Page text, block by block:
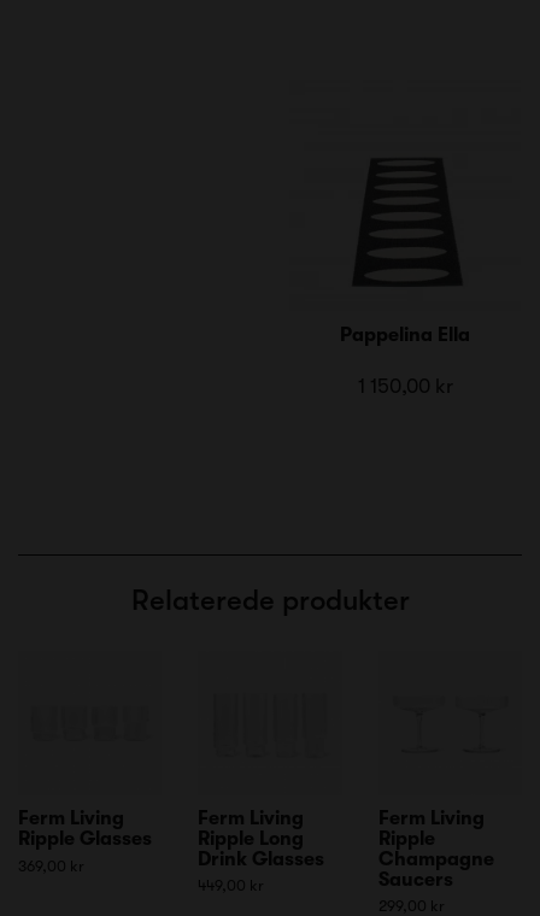
Pappelina Ella
1 150,00 kr
Relaterede produkter
Ferm Living
Ripple Glasses
369,00 kr
Ferm Living
Ripple Long
Drink Glasses
449,00 kr
Ferm Living
Ripple
Champagne
Saucers
299,00 kr